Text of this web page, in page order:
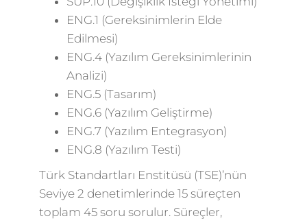
ENG.1 (Gereksinimlerin Elde
Edilmesi)
ENG.4 (Yazılım Gereksinimlerinin
Analizi)
ENG.5 (Tasarım)
ENG.6 (Yazılım Geliştirme)
ENG.7 (Yazılım Entegrasyon)
ENG.8 (Yazılım Testi)
Türk Standartları Enstitüsü (TSE)’nün
Seviye 2 denetimlerinde 15 süreçten
toplam 45 soru sorulur. Süreçler,